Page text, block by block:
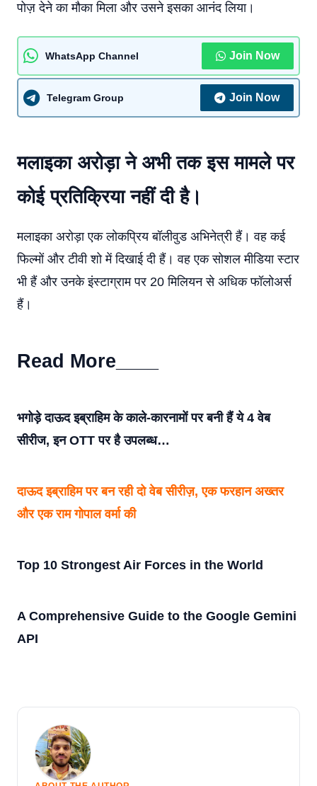
पोज़ देने का मौका मिला और उसने इसका आनंद लिया।
WhatsApp Channel Join Now
Telegram Group Join Now
मलाइका अरोड़ा ने अभी तक इस मामले पर
कोई प्रतिक्रिया नहीं दी है।
मलाइका अरोड़ा एक लोकप्रिय बॉलीवुड अभिनेत्री हैं। वह कई
फिल्मों और टीवी शो में दिखाई दी हैं। वह एक सोशल मीडिया स्टार
भी हैं और उनके इंस्टाग्राम पर 20 मिलियन से अधिक फॉलोअर्स
हैं।
Read More____
भगोड़े दाऊद इब्राहिम के काले-कारनामों पर बनी हैं ये 4 वेब
सीरीज, इन OTT पर है उपलब्ध…
दाऊद इब्राहिम पर बन रही दो वेब सीरीज़, एक फरहान अख्तर
और एक राम गोपाल वर्मा की
Top 10 Strongest Air Forces in the World
A Comprehensive Guide to the Google Gemini
API